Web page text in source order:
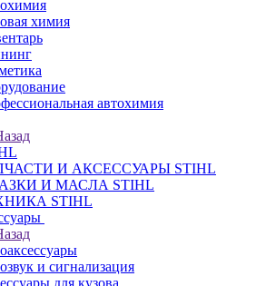
химия
автохимия
И АКСЕССУАРЫ STIHL
И МАСЛА STIHL
STIHL
и сигнализация
для кузова